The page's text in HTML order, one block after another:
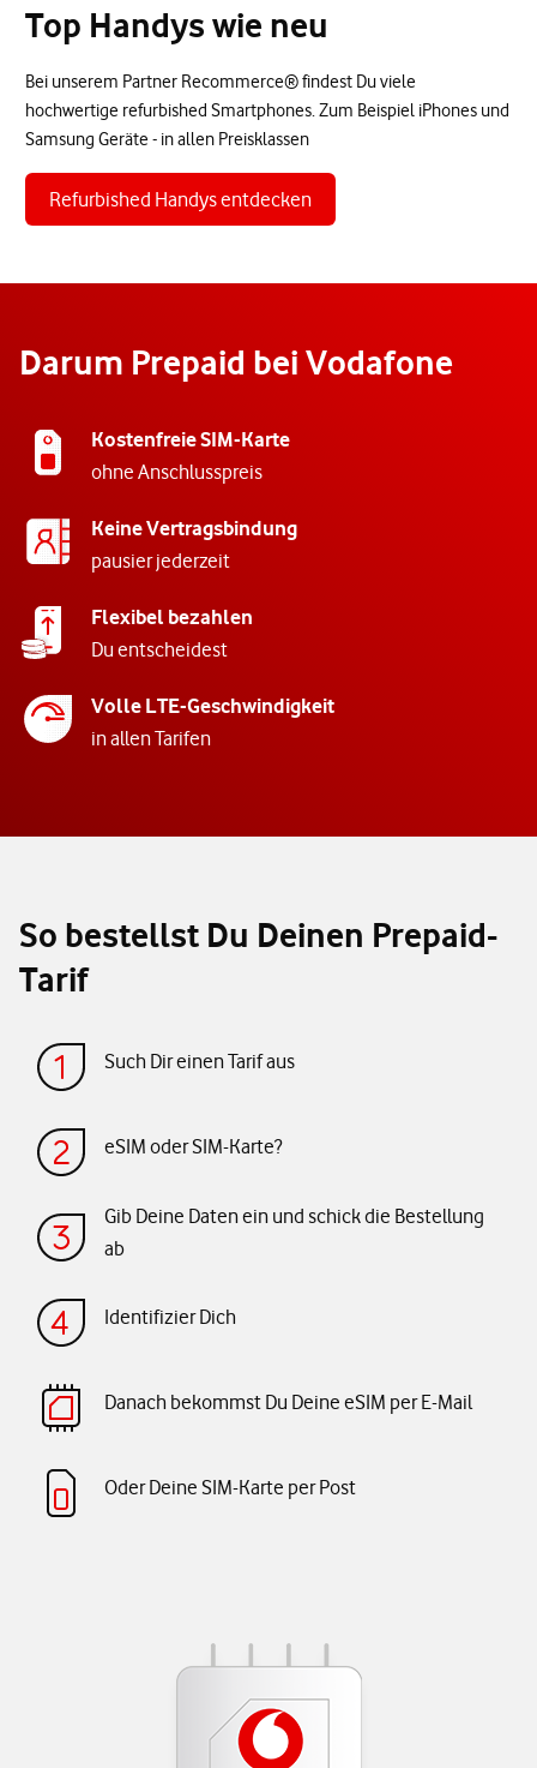
Top Handys wie neu
Bei unserem Partner Recommerce® findest Du viele
hochwertige refurbished Smartphones. Zum Beispiel iPhones und
Samsung Geräte - in allen Preisklassen
Refurbished Handys entdecken
Darum Prepaid bei Vodafone
Kostenfreie SIM-Karte
ohne Anschlusspreis
Keine Vertragsbindung
pausier jederzeit
Flexibel bezahlen
Du entscheidest
Volle LTE-Geschwindigkeit
in allen Tarifen
So bestellst Du Deinen Prepaid-
Tarif
Such Dir einen Tarif aus
eSIM oder SIM-Karte?
Gib Deine Daten ein und schick die Bestellung
ab
Identifizier Dich
Danach bekommst Du Deine eSIM per E-Mail
Oder Deine SIM-Karte per Post